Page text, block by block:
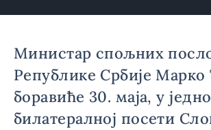
Министар спољних
Републике Србије
боравиће 30. маја, у
билатералној посети